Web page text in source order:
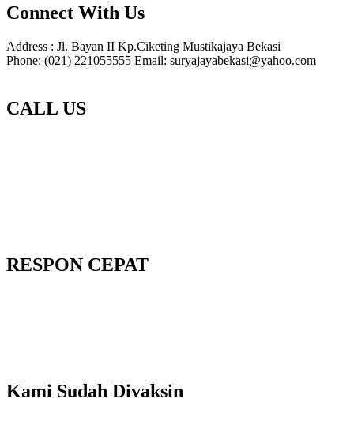
Connect With Us
Address : Jl. Bayan II Kp.Ciketing Mustikajaya Bekasi
Phone: (021) 221055555 Email: suryajayabekasi@yahoo.com
CALL US
RESPON CEPAT
Kami Sudah Divaksin